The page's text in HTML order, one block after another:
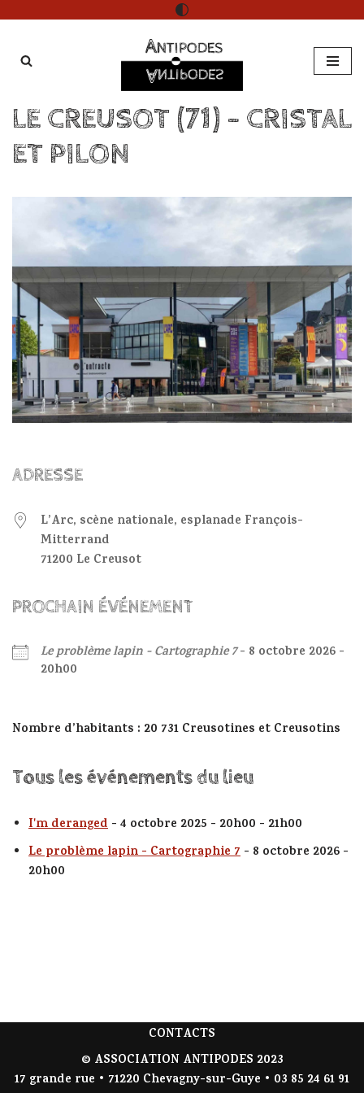
au
LE CREUSOT (71) – CRISTAL
ET PILON
ADRESSE
L’Arc, scène nationale, esplanade François-
Mitterrand
71200 Le Creusot
PROCHAIN ÉVÉNEMENT
Le problème lapin - Cartographie 7- 8 octobre 2026 -
20h00
Nombre d’habitants : 20 731 Creusotines et Creusotins
Tous les événements du lieu
I'm deranged - 4 octobre 2025 - 20h00 - 21h00
Le problème lapin - Cartographie 7 - 8 octobre 2026 -
20h00
CONTACTS
© ASSOCIATION ANTIPODES 2023
17 grande rue • 71220 Chevagny-sur-Guye • 03 85 24 61 91